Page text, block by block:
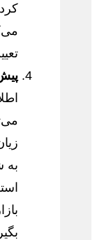
به